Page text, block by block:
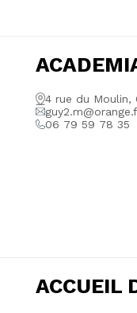
4 rue du Moulin,
06 79 59 78 35
ACCUEIL